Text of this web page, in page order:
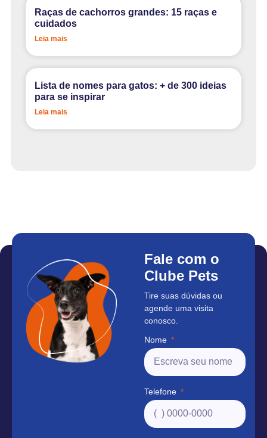
Raças de cachorros grandes: 15 raças e
cuidados
Leia mais
Lista de nomes para gatos: + de 300 ideias
para se inspirar
Leia mais
Fale com o
Clube Pets
Tire suas dúvidas ou
agende uma visita
conosco.
Nome
Telefone